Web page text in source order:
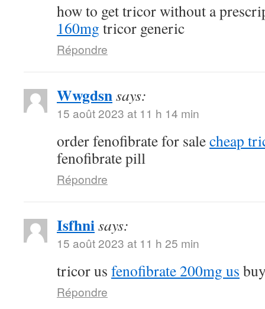
how to get tricor without a
160mg tricor generic
Répondre
Wwgdsnsays:
15 août 2023 at 11 h 14 min
order fenofibrate for salecheap
fenofibrate pill
Répondre
Isfhnisays:
15 août 2023 at 11 h 25 min
tricor us fenofibrate 200mg us
Répondre